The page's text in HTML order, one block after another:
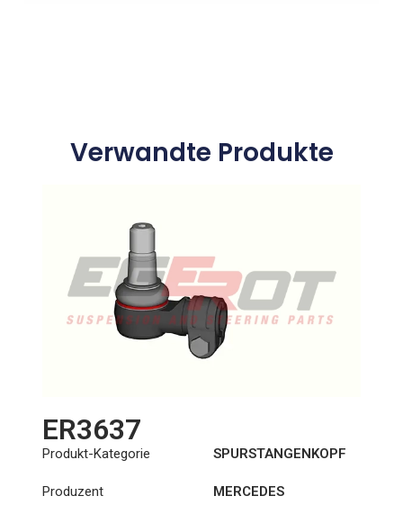
Verwandte Produkte
ER3637
Produkt-Kategorie SPURSTANGENKOPF
Produzent MERCEDES